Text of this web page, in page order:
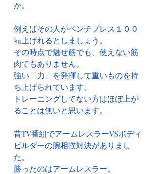
か。
例えばその人がベンチプレス１００
㎏上げれるとしましょう。
その時点で魅せ筋でも、使えない筋
肉でもありません。
強い「力」を発揮して重いものを持
ち上げられています。
トレーニングしてない方はほぼ上が
ることは無いと思います。
昔TV番組でアームレスラーVSボディ
ビルダーの腕相撲対決がありまし
た。
勝ったのはアームレスラー。